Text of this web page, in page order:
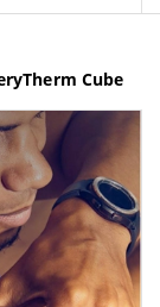
Cube